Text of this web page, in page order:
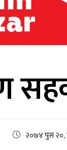
२०७४ पुस २०,